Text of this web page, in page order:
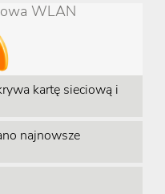
WLAN
kartę sieciową i
najnowsze